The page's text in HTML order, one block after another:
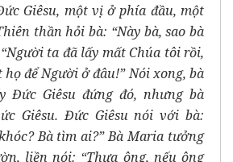
Giêsu, một vị ở phía đầu, một
thần hỏi bà: “Này bà, sao bà
ta đã lấy mất Chúa tôi rồi,
để Người ở đâu!” Nói xong, bà
Đức Giêsu đứng đó, nhưng bà
Giêsu. Đức Giêsu nói với bà:
Bà tìm ai?” Bà Maria tưởng
liền nói: “Thưa ông, nếu ông